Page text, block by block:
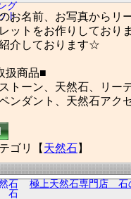
お名前、お写真からリ
ットをお作りしており
介しております☆
扱商品■
トーン、天然石、リー
ンダント、天然石アク
ゴリ【 天然石 】
極上天然石専門店 石